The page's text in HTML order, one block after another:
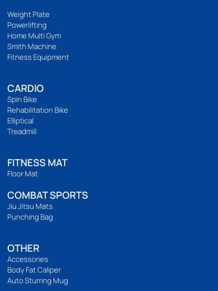
Weight Plate
Powerlifting
Home Multi Gym
Smith Machine
Fitness Equipment
CARDIO
Spin Bike
Rehabilitation Bike
Elliptical
Treadmill
FITNESS MAT
Floor Mat
COMBAT SPORTS
Jiu Jitsu Mats
Punching Bag
OTHER
Accessories
Body Fat Caliper
Auto Sturring Mug